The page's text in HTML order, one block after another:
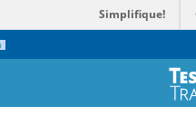
Simplifique!